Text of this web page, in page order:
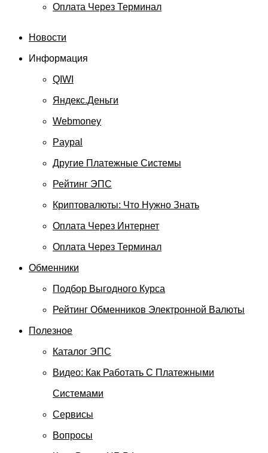
Оплата Через Терминал
Новости
Информация
QIWI
Яндекс.Деньги
Webmoney
Paypal
Другие Платежные Системы
Рейтинг ЭПС
Криптовалюты: Что Нужно Знать
Оплата Через Интернет
Оплата Через Терминал
Обменники
Подбор Выгодного Курса
Рейтинг Обменников Электронной Валюты
Полезное
Каталог ЭПС
Видео: Как Работать С Платежными
Системами
Сервисы
Вопросы